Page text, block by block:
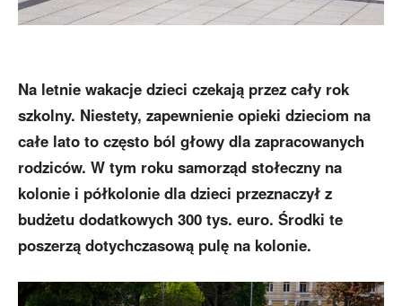
Na letnie wakacje dzieci czekają przez cały rok
szkolny. Niestety, zapewnienie opieki dzieciom na
całe lato to często ból głowy dla zapracowanych
rodziców. W tym roku samorząd stołeczny na
kolonie i półkolonie dla dzieci przeznaczył z
budżetu dodatkowych 300 tys. euro. Środki te
poszerzą dotychczasową pulę na kolonie.